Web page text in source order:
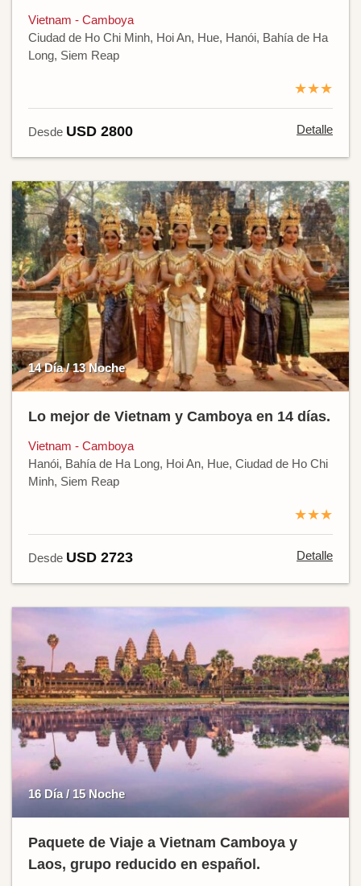
Vietnam - Camboya
Ciudad de Ho Chi Minh, Hoi An, Hue, Hanói, Bahía de Ha
Long, Siem Reap
★★★
Desde USD 2800 Detalle
14 Día / 13 Noche
Lo mejor de Vietnam y Camboya en 14 días.
Vietnam - Camboya
Hanói, Bahía de Ha Long, Hoi An, Hue, Ciudad de Ho Chi
Minh, Siem Reap
★★★
Desde USD 2723 Detalle
16 Día / 15 Noche
Paquete de Viaje a Vietnam Camboya y
Laos, grupo reducido en español.